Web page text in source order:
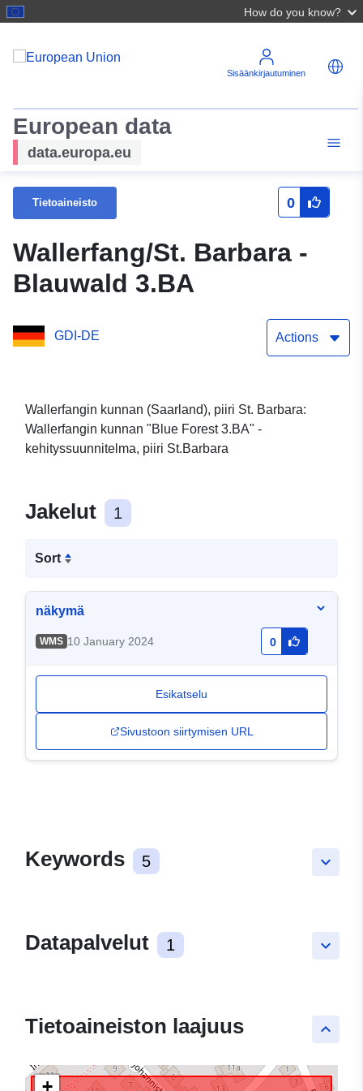
How do you know?
Sisäänkirjautuminen
European data
data.europa.eu
Tietoaineisto 0
Wallerfang/St. Barbara -
Blauwald 3.BA
GDI-DE Actions
Wallerfangin kunnan (Saarland), piiri St. Barbara:
Wallerfangin kunnan "Blue Forest 3.BA" -
kehityssuunnitelma, piiri St.Barbara
Jakelut 1
Sort
näkymä
WMS 10 January 2024 0
Esikatselu
Sivustoon siirtymisen URL
keyboard_arrow_down
Keywords 5
keyboard_arrow_down
Datapalvelut 1
keyboard_arrow_up
Tietoaineiston laajuus
+